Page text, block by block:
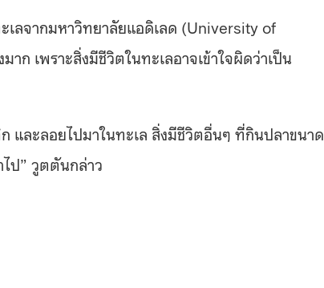
ลจากมหาวิทยาลัยแอดิเลด (University of
ก เพราะสิ่งมีชีวิตในทะเลอาจเข้าใจผิดว่าเป็น
และลอยไปมาในทะเล สิ่งมีชีวิตอื่นๆ ที่กินปลาขนาด
ป” วูตตันกล่าว